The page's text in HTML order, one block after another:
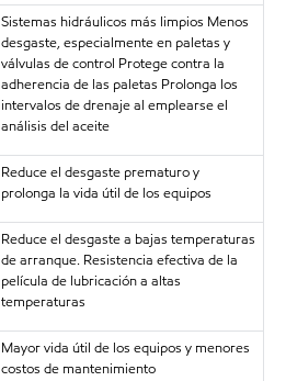
Sistemas hidráulicos más limpios Menos
desgaste, especialmente en paletas y
válvulas de control Protege contra la
adherencia de las paletas Prolonga los
intervalos de drenaje al emplearse el
análisis del aceite
Reduce el desgaste prematuro y
prolonga la vida útil de los equipos
Reduce el desgaste a bajas temperaturas
de arranque. Resistencia efectiva de la
película de lubricación a altas
temperaturas
Mayor vida útil de los equipos y menores
costos de mantenimiento